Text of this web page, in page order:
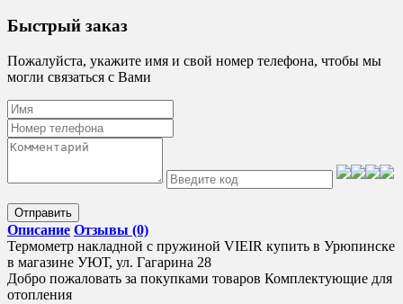
Быстрый заказ
Пожалуйста, укажите имя и свой номер телефона, чтобы мы
могли связаться с Вами
Отправить
Описание Отзывы (0)
Термометр накладной с пружиной VIEIR купить в Урюпинске
в магазине УЮТ, ул. Гагарина 28
Добро пожаловать за покупками товаров Комплектующие для
отопления